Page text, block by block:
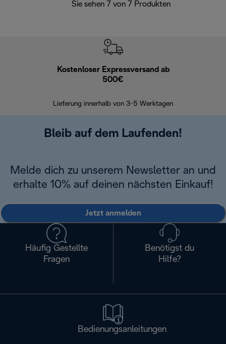
Sie sehen 7 von 7 Produkten
Kostenloser Expressversand ab
500€
Lieferung innerhalb von 3-5 Werktagen
Bleib auf dem Laufenden!
Melde dich zu unserem Newsletter an und
erhalte 10% auf deinen nächsten Einkauf!
Jetzt anmelden
Häufig Gestellte
Fragen
Benötigst du
Hilfe?
Bedienungsanleitungen